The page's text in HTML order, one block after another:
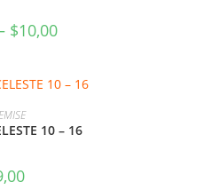
$10,00
OPCIONES
10 – 16